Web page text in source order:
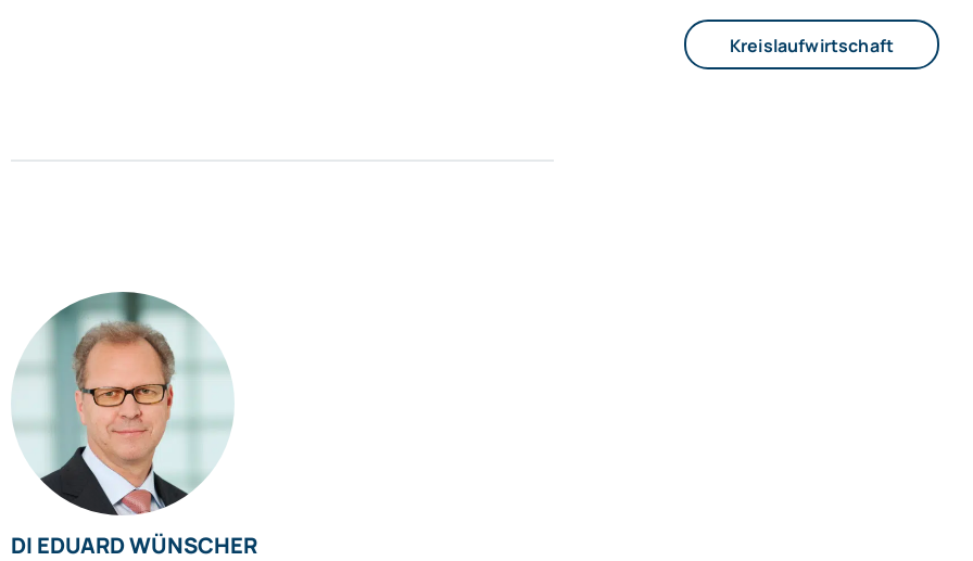
Kreislaufwirtschaft
DI EDUARD WÜNSCHER